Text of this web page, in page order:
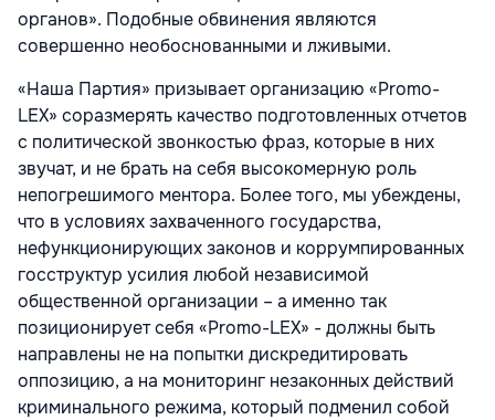
органов». Подобные обвинения являются
совершенно необоснованными и лживыми.
«Наша Партия» призывает организацию «Promo-
LEX» соразмерять качество подготовленных отчетов
с политической звонкостью фраз, которые в них
звучат, и не брать на себя высокомерную роль
непогрешимого ментора. Более того, мы убеждены,
что в условиях захваченного государства,
нефункционирующих законов и коррумпированных
госструктур усилия любой независимой
общественной организации – а именно так
позиционирует себя «Promo-LEX» - должны быть
направлены не на попытки дискредитировать
оппозицию, а на мониторинг незаконных действий
криминального режима, который подменил собой